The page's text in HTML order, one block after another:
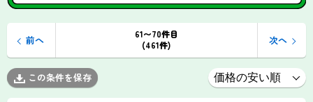
61〜70件目
(461件)
前へ 次へ
この条件を保存